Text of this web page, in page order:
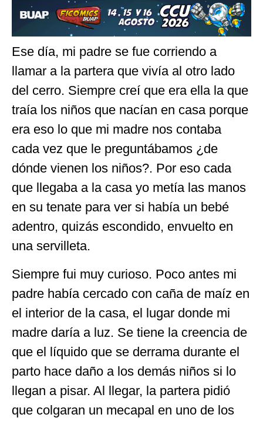
Ese día, mi padre se fue corriendo a
llamar a la partera que vivía al otro lado
del cerro. Siempre creí que era ella la que
traía los niños que nacían en casa porque
era eso lo que mi madre nos contaba
cada vez que le preguntábamos ¿de
dónde vienen los niños?. Por eso cada
que llegaba a la casa yo metía las manos
en su tenate para ver si había un bebé
adentro, quizás escondido, envuelto en
una servilleta.
Siempre fui muy curioso. Poco antes mi
padre había cercado con caña de maíz en
el interior de la casa, el lugar donde mi
madre daría a luz. Se tiene la creencia de
que el líquido que se derrama durante el
parto hace daño a los demás niños si lo
llegan a pisar. Al llegar, la partera pidió
que colgaran un mecapal en uno de los